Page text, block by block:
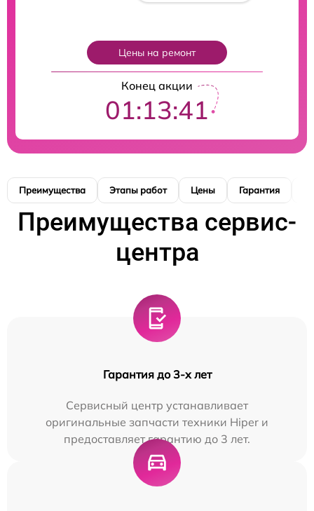
Цены на ремонт
Конец акции
01:13:40
Преимущества Этапы работ Цены Гарантия
Преимущества сервис-
центра
Гарантия до 3-х лет
Сервисный центр устанавливает
оригинальные запчасти техники Hiper и
предоставляет гарантию до 3 лет.